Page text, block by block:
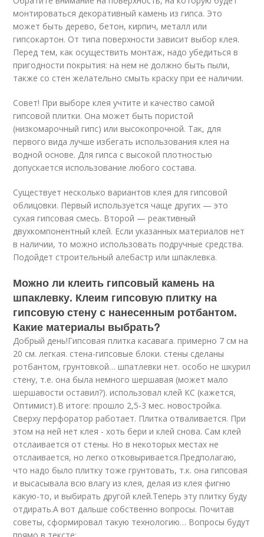
монтироваться декоративный камень из гипса. Это
может быть дерево, бетон, кирпич, металл или
гипсокартон. От типа поверхности зависит выбор клея.
Перед тем, как осуществить монтаж, надо убедиться в
пригодности покрытия: на нем не должно быть пыли,
также со стен желательно смыть краску при ее наличии.
Совет! При выборе клея учтите и качество самой
гипсовой плитки. Она может быть пористой
(низкомарочный гипс) или высокопрочной. Так, для
первого вида лучше избегать использования клея на
водной основе. Для гипса с высокой плотностью
допускается использование любого состава.
Существует несколько вариантов клея для гипсовой
облицовки. Первый используется чаще других — это
сухая гипсовая смесь. Второй — реактивный
двухкомпонентный клей. Если указанных материалов нет
в наличии, то можно использовать подручные средства.
Подойдет строительный алебастр или шпаклевка.
Можно ли клеить гипсовый камень на
шпаклевку. Клеим гипсовую плитку на
гипсовую стену с нанесенным ротбантом.
Какие материалы выбрать?
Добрый день!Гипсовая плитка касавага. примерно 7 см на
20 см. легкая. стена-гипсовые блоки. стены сделаны
ротбантом, грунтовкой… шпатлевки нет. особо не шкурил
стену, т.е. она была немного шершавая (может мало
шершавости оставил?). использовал клей КС (кажется,
Оптимист).В итоге: прошло 2,5-3 мес. новостройка.
Сверху перфоратор работает. Плитка отваливается. При
этом на ней нет клея - хоть бери и клей снова. Сам клей
отслаивается от стены. Но в некоторых местах не
отслаивается, но легко отковыривается.Предполагаю,
что надо было плитку тоже грунтовать, т.к. она гипсовая
и высасывала всю влагу из клея, делая из клея фигню
какую-то, и выбирать другой клей.Теперь эту плитку буду
отдирать.А вот дальше собственно вопросы. Почитав
советы, сформировал такую технологию… Вопросы будут